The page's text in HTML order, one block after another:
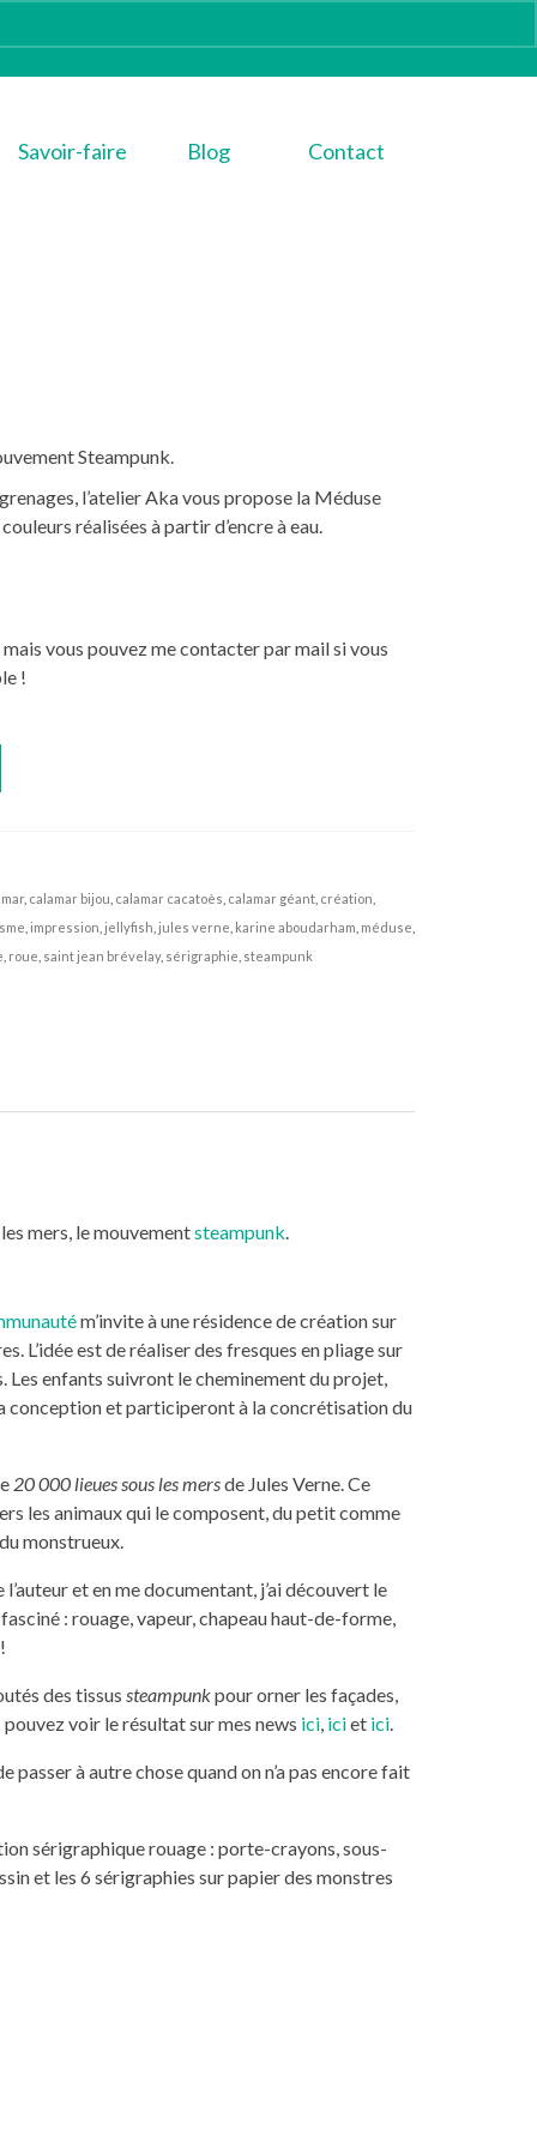
Savoir-faire Blog Contact
Steampunk.
l’atelier Aka vous propose la Méduse
réalisées à partir d’encre à eau.
vous pouvez me contacter par mail si vous
!
, calamar bijou calamar cacatoès calamar géant, création
impression jellyfish jules verne karine aboudarham méduse
roue saint jean brévelay, sérigraphie steampunk
mers, le mouvementsteampunk
m’invite à une résidence de création sur
L’idée est de réaliser des fresques en pliage sur
enfants suivront le cheminement du projet,
conception et participeront à la concrétisation du
20 000 lieues sous les mersde Jules Verne. Ce
les animaux qui le composent, du petit comme
monstrueux.
et en me documentant, j’ai découvert le
fasciné : rouage, vapeur, chapeau haut-de-forme,
des tissus steampunkpour orner les façades,
voir le résultat sur mes news ici iciet ici
passer à autre chose quand on n’a pas encore fait
sérigraphique rouage : porte-crayons, sous-
et les 6 sérigraphies sur papier des monstres